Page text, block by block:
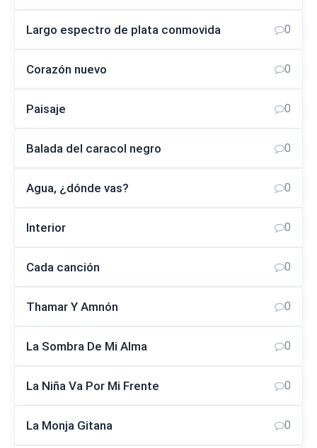
Largo espectro de plata conmovida 0
Corazón nuevo 0
Paisaje 0
Balada del caracol negro 0
Agua, ¿dónde vas? 0
Interior 0
Cada canción 0
Thamar Y Amnón 0
La Sombra De Mi Alma 0
La Niña Va Por Mi Frente 0
La Monja Gitana 0